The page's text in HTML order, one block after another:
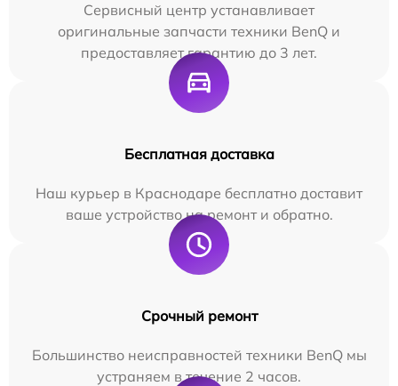
Сервисный центр устанавливает
оригинальные запчасти техники BenQ и
предоставляет гарантию до 3 лет.
Бесплатная доставка
Наш курьер в Краснодаре бесплатно доставит
ваше устройство на ремонт и обратно.
Срочный ремонт
Большинство неисправностей техники BenQ мы
устраняем в течение 2 часов.